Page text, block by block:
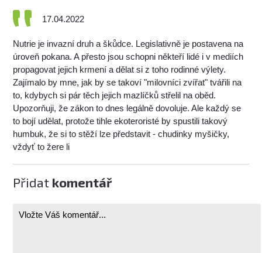
17.04.2022
Nutrie je invazní druh a škůdce. Legislativně je postavena na
úroveň pokana. A přesto jsou schopni někteří lidé i v mediích
propagovat jejich krmení a dělat si z toho rodinné výlety.
Zajímalo by mne, jak by se takoví "milovníci zvířat" tvářili na
to, kdybych si pár těch jejich mazlíčků střelil na oběd.
Upozorňuji, že zákon to dnes legálně dovoluje. Ale každý se
to bojí udělat, protože tihle ekoteroristé by spustili takový
humbuk, že si to stěží lze představit - chudinky myšičky,
vždyť to žere li
Přidat komentář